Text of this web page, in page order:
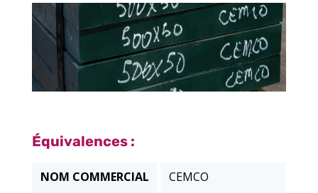
Équivalences :
NOM COMMERCIAL CEMCO